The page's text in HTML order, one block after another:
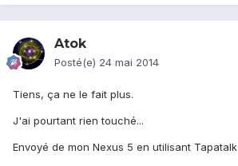
Atok
Posté(e) 24 mai 2014
Tiens, ça ne le fait plus.
J'ai pourtant rien touché...
Envoyé de mon Nexus 5 en utilisant Tapatalk